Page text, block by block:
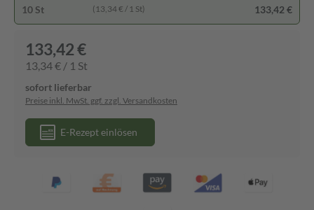
10 St (13,34 € / 1 St) 133,42 €
133,42 €
13,34 € / 1 St
sofort lieferbar
Preise inkl. MwSt. ggf. zzgl. Versandkosten
E-Rezept einlösen